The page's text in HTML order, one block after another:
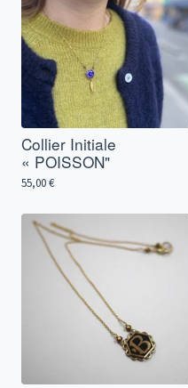
Collier Initiale
« POISSON"
55,00€